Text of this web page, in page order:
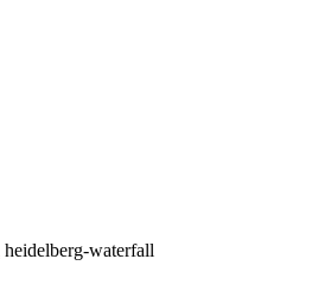
heidelberg-waterfall